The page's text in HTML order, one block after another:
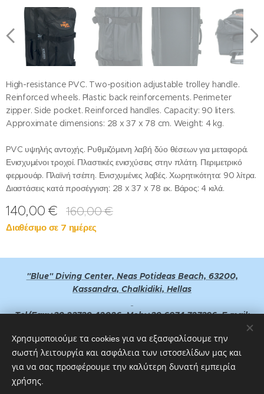
High-resistance PVC. Two-position adjustable trolley handle.
Reinforced wheels. Plastic back reinforcements. Perimeter
zipper. Side pocket. Reinforced handles. Capacity: 90 liters.
Approximate dimensions: 28 x 37 x 78 cm. Weight: 4 kg.
PVC υψηλής αντοχής. Ρυθμιζόμενη λαβή δύο θέσεων για μεταφορά.
Ενισχυμένοι τροχοί. Πλαστικές ενισχύσεις στην πλάτη. Περιμετρικό
φερμουάρ. Πλαϊνή τσέπη. Ενισχυμένες λαβές. Χωρητικότητα: 90 λίτρα.
Διαστάσεις κατά προσέγγιση: 28 x 37 x 78 εκ. Βάρος: 4 κιλά.
140,00 € 160,00€
Διαθέσιμο σε 7 ημέρες
"Blue" Diving Center, Neas Potideas Beach, 63200,
Kassandra, Chalkidiki, Hellas
Tel/Fax:+30 23730 42026, Mob:+30 6974 727396, E-mail:
GPS Point : 40°11'31.03''Ν - 023°20'07.70''E or 40°11.505'Ν -
23°20.140'E
Χρησιμοποιούμε τα cookies για να εξασφαλίσουμε την
σωστή λειτουργία και ασφάλεια των ιστοσελίδων μας και
για να σας προσφέρουμε την καλύτερη δυνατή εμπειρία
χρήσης.